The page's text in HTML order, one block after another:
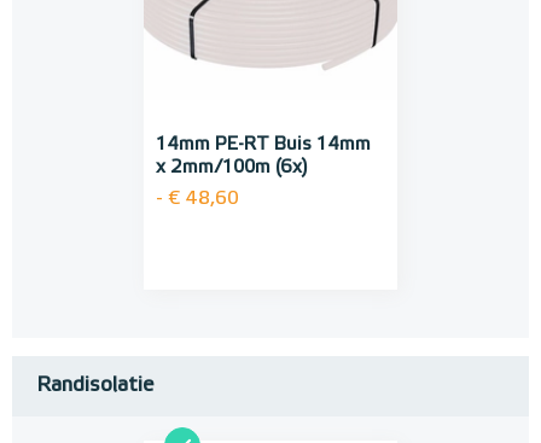
14mm PE-RT Buis 14mm
x 2mm/100m (6x)
- € 48,60
Randisolatie